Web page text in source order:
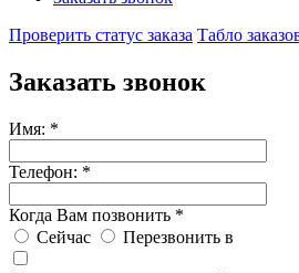
Проверить статус заказа Табло
Заказать звонок
Имя: *
Телефон: *
Когда Вам позвонить *
Сейчас
Перезвонить в